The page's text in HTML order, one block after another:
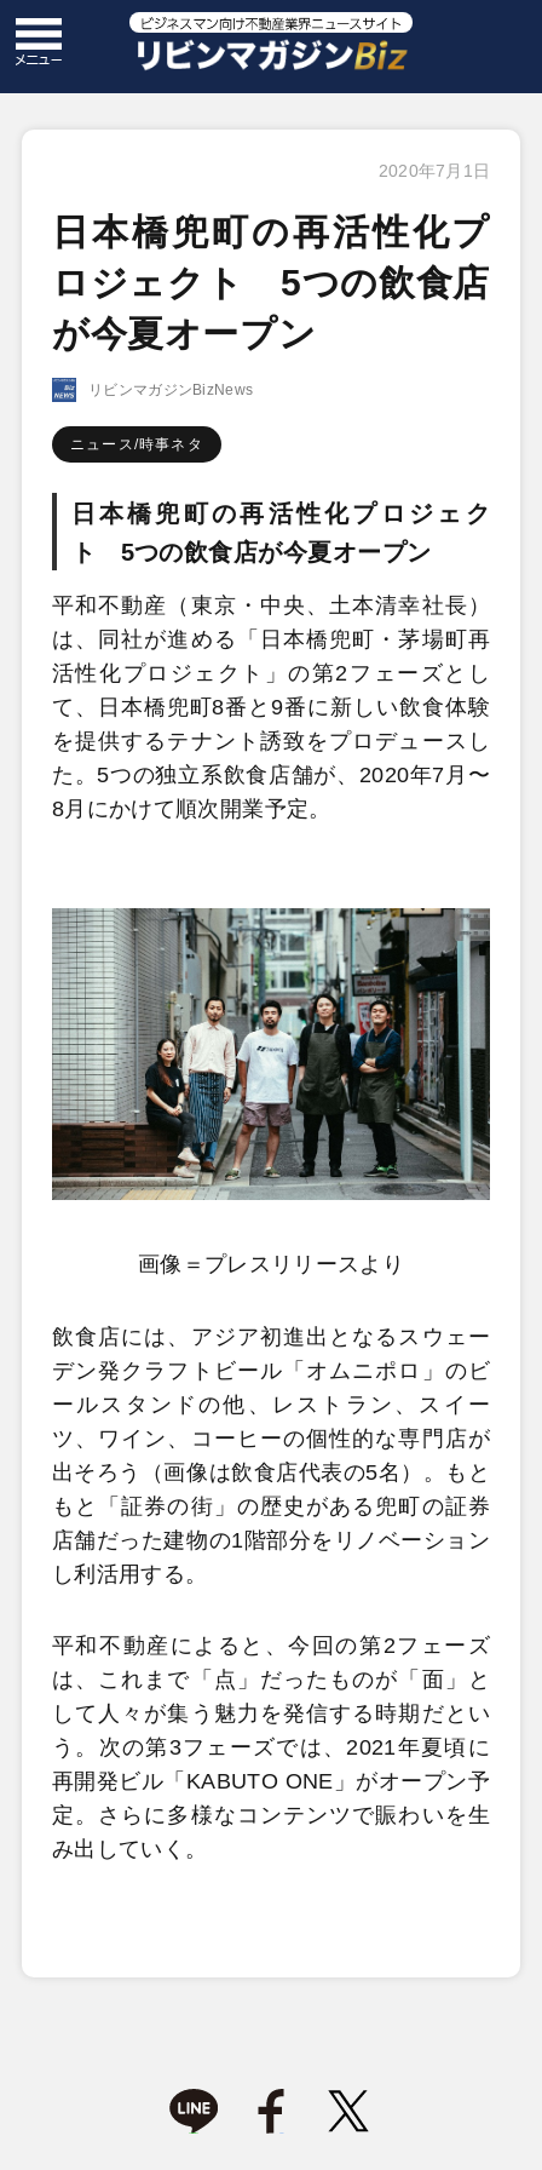
2020年7月1日
日本橋兜町の再活性化プ
ロジェクト 5つの飲食店
が今夏オープン
リビンマガジンBizNews
ニュース/時事ネタ
日本橋兜町の再活性化プロジェク
ト 5つの飲食店が今夏オープン
平和不動産（東京・中央、土本清幸社長）
は、同社が進める「日本橋兜町・茅場町再
活性化プロジェクト」の第2フェーズとし
て、日本橋兜町8番と9番に新しい飲食体験
を提供するテナント誘致をプロデュースし
た。5つの独立系飲食店舗が、2020年7月〜
8月にかけて順次開業予定。
画像＝プレスリリースより
飲食店には、アジア初進出となるスウェー
デン発クラフトビール「オムニポロ」のビ
ールスタンドの他、レストラン、スイー
ツ、ワイン、コーヒーの個性的な専門店が
出そろう（画像は飲食店代表の5名）。もと
もと「証券の街」の歴史がある兜町の証券
店舗だった建物の1階部分をリノベーション
し利活用する。
平和不動産によると、今回の第2フェーズ
は、これまで「点」だったものが「面」と
して人々が集う魅力を発信する時期だとい
う。次の第3フェーズでは、2021年夏頃に
再開発ビル「KABUTO ONE」がオープン予
定。さらに多様なコンテンツで賑わいを生
み出していく。